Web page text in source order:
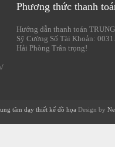
Phương thức thanh
Hướng dẫn thanh toán
Sỹ Cường Số Tài Khoản:
Hải Phòng Trân trọng!
tâm dạy thiết kế đồ họa Design by